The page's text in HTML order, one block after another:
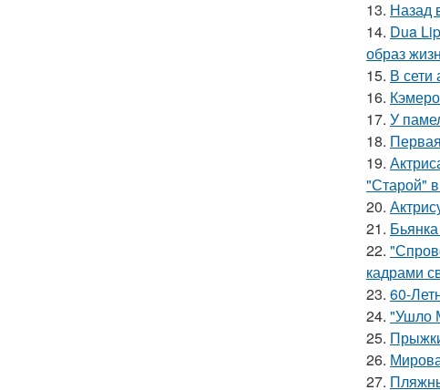
13. Назад
14. Dua
образ
15. В сети
16.
17. У
18.
19.
"Старой"
20.
21.
22.
кадрами
23. 60-
24. "Ушло
25.
26.
27.